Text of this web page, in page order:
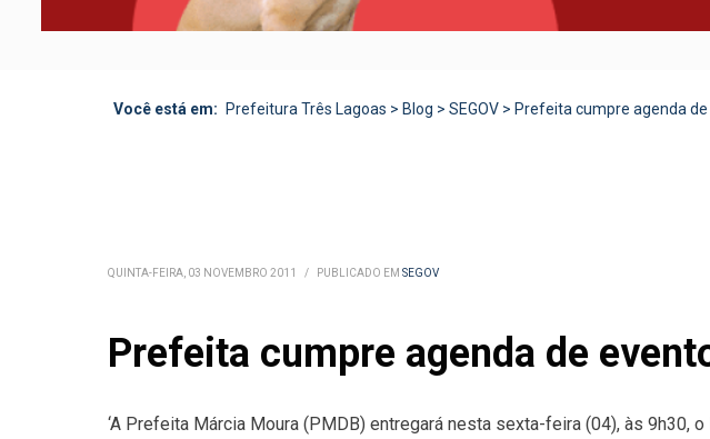
Você está em: Prefeitura Três Lagoas > Blog > SEGOV > Prefeita cumpre agenda
QUINTA-FEIRA, 03 NOVEMBRO 2011 / PUBLICADO EM SEGOV
Prefeita cumpre agenda de
‘A Prefeita Márcia Moura (PMDB) entregará nesta sexta-feira (04), às 9h30,